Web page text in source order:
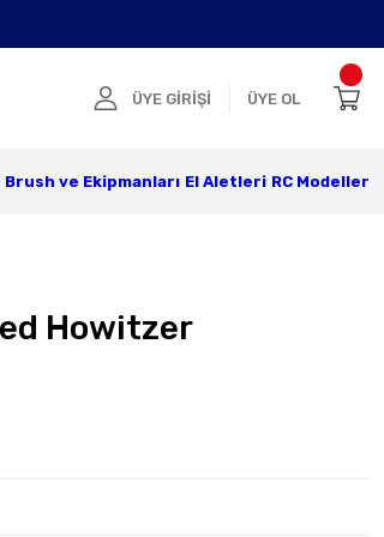
ÜYE GİRİŞİ ÜYE OL
Brush ve Ekipmanları El Aletleri RC Modeller
Howitzer